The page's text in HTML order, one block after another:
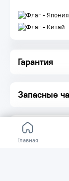
Главная
Гарантия
Запасные
Комплектация:
Диск 1 шт.
Упаковка 1 шт.